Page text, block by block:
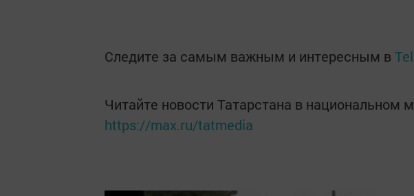
Следите за самым важным и интересным в
Читайте новости Татарстана в национальном
https://max.ru/tatmedia